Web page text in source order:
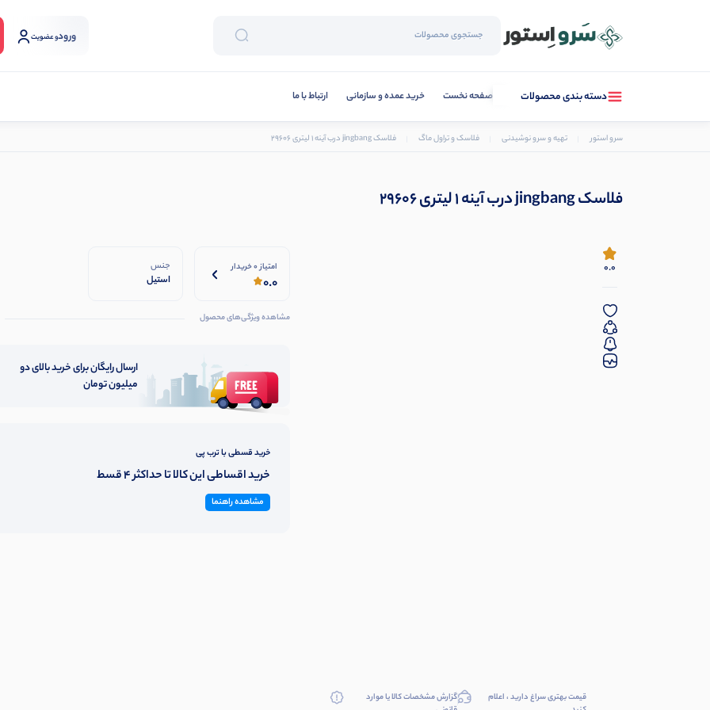
ورودو عضویت
دسته بندی محصولات صفحه نخست خرید عمده و سازمانی ارتباط با ما
سرو استور تهیه و سرو نوشیدنی فلاسک و تراول ماگ فلاسک jingbang درب آینه 1 لیتری 29606
فلاسک jingbang درب آینه 1 لیتری 29606
0.0
قیمت بهتری سراغ دارید ، اعلام
گزارش مشخصات کالا یا موارد
امتیاز 0 خریدار
0.0
جنس
استیل
مشاهده ویژگی‌های محصول
ارسال رایگان برای خرید بالای دو
میلیون تومان
خرید قسطی با ترب پی
خرید اقساطی این کالا تا حداکثر 4 قسط
مشاهده راهنما